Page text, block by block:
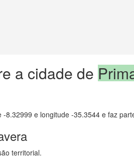
a cidade de
8.32999 e longitude -35.3544 e faz
territorial.